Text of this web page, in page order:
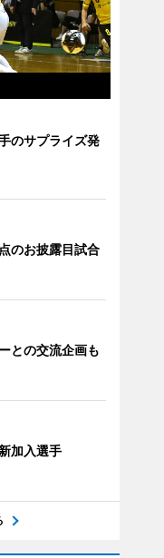
のサプライズ発
のお披露目試合
との交流企画も
加入選手